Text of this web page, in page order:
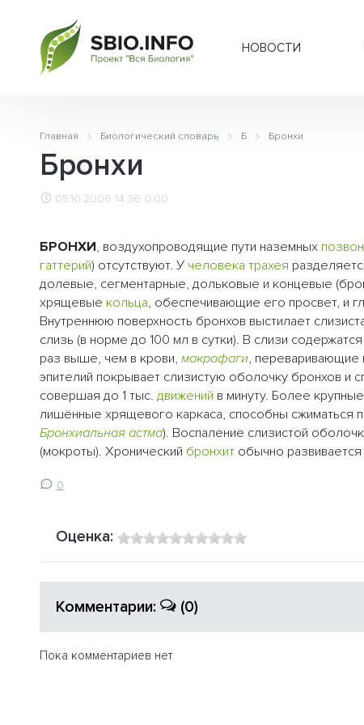
НОВОСТИ
Главная Биологический словарь Б Бронхи
Бронхи
05.10.2006 14:36 0.00
БРОНХИ, воздухопроводящие пути наземных
гаттерий) отсутствуют. У человека трахея
долевые, сегментарные, дольковые и концевые
хрящевые кольца, обеспечивающие его просвет, и
Внутреннюю поверхность бронхов выстилает
слизь (в норме до 100 мл в сутки). В слизи содержатся
раз выше, чем в крови, макрофаги, переваривающие
эпителий покрывает слизистую оболочку бронхов и
совершая до 1 тыс. движений в минуту. Более
лишённые хрящевого каркаса, способны сжиматься
Бронхиальная астма). Воспаление слизистой
(мокроты). Хронический бронхит обычно
0
Оценка:
Комментарии: (0)
Пока комментариев нет